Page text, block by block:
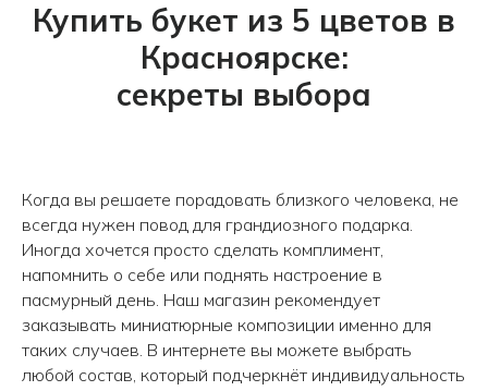
Купить букет из 5 цветов в
Красноярске:
секреты выбора
Когда вы решаете порадовать близкого человека, не
всегда нужен повод для грандиозного подарка.
Иногда хочется просто сделать комплимент,
напомнить о себе или поднять настроение в
пасмурный день. Наш магазин рекомендует
заказывать миниатюрные композиции именно для
таких случаев. В интернете вы можете выбрать
любой состав, который подчеркнёт индивидуальность